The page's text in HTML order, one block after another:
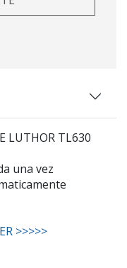
LUTHOR TL630
una vez
>>>>>